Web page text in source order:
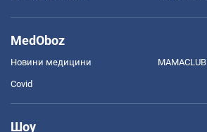
MedOboz
Новини медицини MAMACLUB
Covid
Шоу